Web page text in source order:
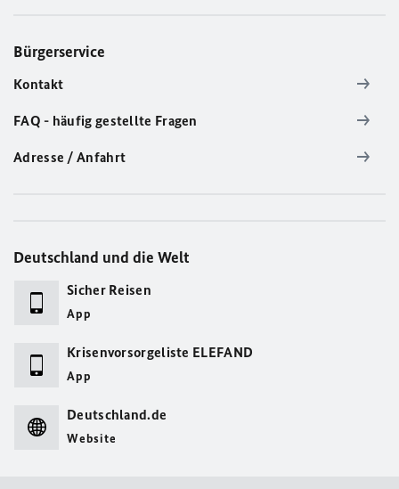
Bürgerservice
Kontakt
FAQ - häufig gestellte Fragen
Adresse / Anfahrt
Deutschland und die Welt
Sicher Reisen
App
Krisenvorsorgeliste ELEFAND
App
Deutschland.de
Website